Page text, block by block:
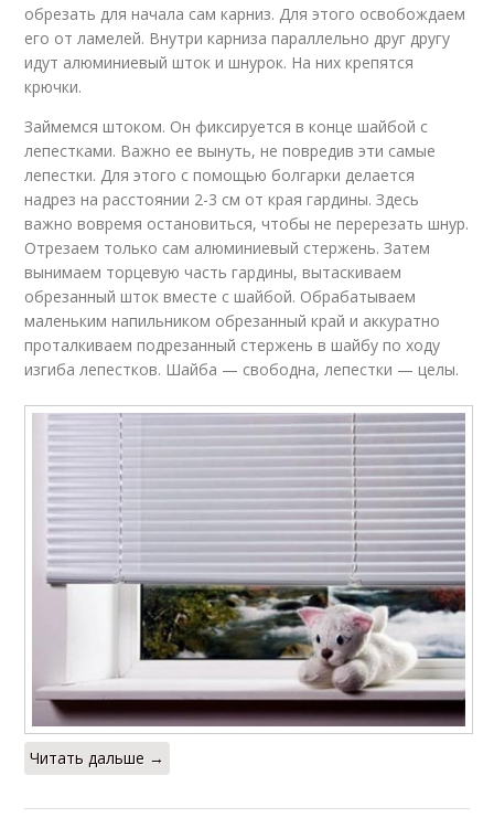
обрезать для начала сам карниз. Для этого освобождаем
его от ламелей. Внутри карниза параллельно друг другу
идут алюминиевый шток и шнурок. На них крепятся
крючки.
Займемся штоком. Он фиксируется в конце шайбой с
лепестками. Важно ее вынуть, не повредив эти самые
лепестки. Для этого с помощью болгарки делается
надрез на расстоянии 2-3 см от края гардины. Здесь
важно вовремя остановиться, чтобы не перерезать шнур.
Отрезаем только сам алюминиевый стержень. Затем
вынимаем торцевую часть гардины, вытаскиваем
обрезанный шток вместе с шайбой. Обрабатываем
маленьким напильником обрезанный край и аккуратно
проталкиваем подрезанный стержень в шайбу по ходу
изгиба лепестков. Шайба — свободна, лепестки — целы.
Читать дальше →